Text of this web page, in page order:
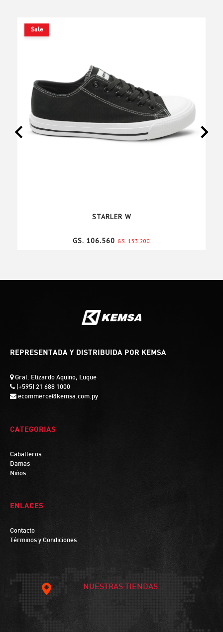
Sale
STARLER W
GS. 106.560 GS. 133.200
REPRESENTADA Y DISTRIBUIDA POR KEMSA
Gral. Elizardo Aquino, Luque
(+595) 21 688 1000
ecommerce@kemsa.com.py
CATEGORIAS
Caballeros
Damas
Niños
ENLACES
Contacto
Términos y Condiciones
NUESTRAS TIENDAS